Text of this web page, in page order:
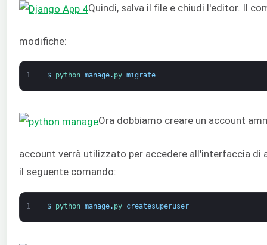
Quindi, salva il file e chiudi l'editor. Il
modifiche:
1 $ python manage. py migrate
Ora dobbiamo creare un account
account verrà utilizzato per accedere all'interfaccia di
il seguente comando:
1 $ python manage. py createsuperuser